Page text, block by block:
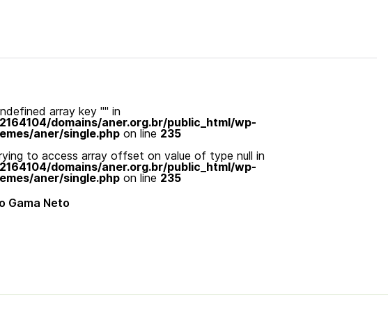
array key "" in
domains/aner.org.br/public_html/wp-
aner/single.php on line 235
to access array offset on value of type null in
domains/aner.org.br/public_html/wp-
aner/single.php on line 235
Gama Neto